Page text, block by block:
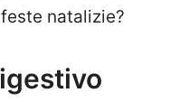
natalizie?